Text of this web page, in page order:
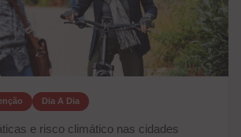
Dia A Dia
e risco climático nas cidades